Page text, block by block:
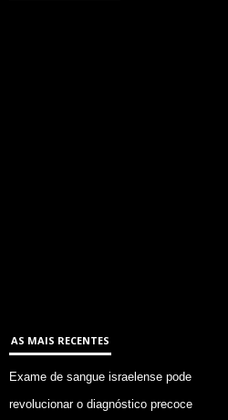
AS MAIS RECENTES
Exame de sangue israelense pode
revolucionar o diagnóstico precoce